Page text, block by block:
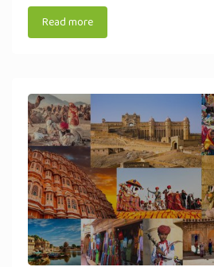
Read more